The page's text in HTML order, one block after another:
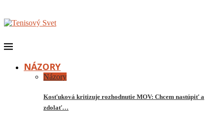
NÁZORY
Názory
Kosťuková kritizuje rozhodnutie MOV: Chcem nastúpiť a
zdolať…